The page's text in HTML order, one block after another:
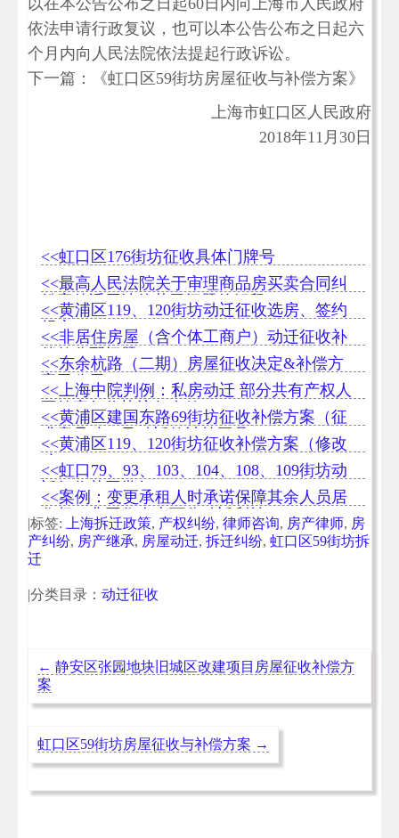
以在本公告公布之日起60日内向上海市人民政府
依法申请行政复议，也可以本公告公布之日起六
个月内向人民法院依法提起行政诉讼。
下一篇：《虹口区59街坊房屋征收与补偿方案》
上海市虹口区人民政府
2018年11月30日
<<虹口区176街坊征收具体门牌号
<<最高人民法院关于审理商品房买卖合同纠
纷案件适用法律若干问题的解释
<<黄浦区119、120街坊动迁征收选房、签约
规定
<<非居住房屋（含个体工商户）动迁征收补
偿款分配问题
<<东余杭路（二期）房屋征收决定&补偿方
案已公示
<<上海中院判例：私房动迁 部分共有产权人
不签字征收协议仍有效
<<黄浦区建国东路69街坊征收补偿方案（征
求意见稿）及动迁款计算工具
<<黄浦区119、120街坊征收补偿方案（修改
稿）
<<虹口79、93、103、104、108、109街坊动
迁征收范围批复
<<案例：变更承租人时承诺保障其余人员居
住权，非同住人也可分动迁利益
|标签: 上海拆迁政策, 产权纠纷, 律师咨询, 房产律师, 房
产纠纷, 房产继承, 房屋动迁, 拆迁纠纷, 虹口区59街坊拆
迁
|分类目录： 动迁征收
← 静安区张园地块旧城区改建项目房屋征收补偿方
案
虹口区59街坊房屋征收与补偿方案 →